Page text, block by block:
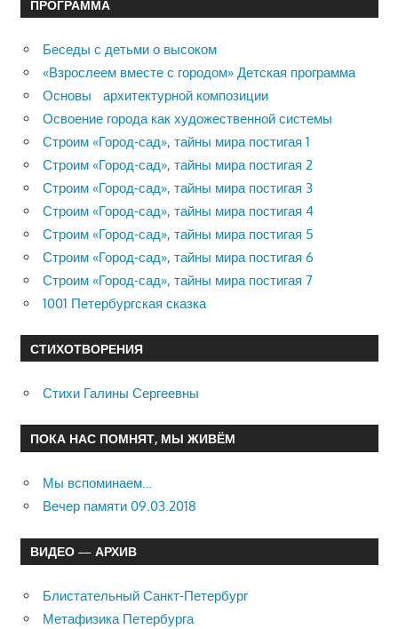
ПРОГРАММА
Беседы с детьми о высоком
«Взрослеем вместе с городом» Детская программа
Основы архитектурной композиции
Освоение города как художественной системы
Строим «Город-сад», тайны мира постигая 1
Строим «Город-сад», тайны мира постигая 2
Строим «Город-сад», тайны мира постигая 3
Строим «Город-сад», тайны мира постигая 4
Строим «Город-сад», тайны мира постигая 5
Строим «Город-сад», тайны мира постигая 6
Строим «Город-сад», тайны мира постигая 7
1001 Петербургская сказка
СТИХОТВОРЕНИЯ
Стихи Галины Сергеевны
ПОКА НАС ПОМНЯТ, МЫ ЖИВЁМ
Мы вспоминаем…
Вечер памяти 09.03.2018
ВИДЕО — АРХИВ
Блистательный Санкт-Петербург
Метафизика Петербурга